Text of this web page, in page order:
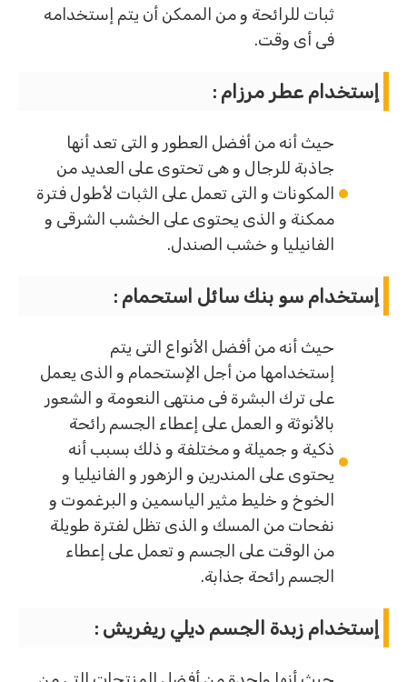
ثبات للرائحة و من الممكن أن يتم إستخدامه
فى أى وقت.
إستخدام عطر مرزام :
حيث أنه من أفضل العطور و التى تعد أنها
جاذبة للرجال و هى تحتوى على العديد من
المكونات و التى تعمل على الثبات لأطول فترة
ممكنة و الذى يحتوى على الخشب الشرقى و
الفانيليا و خشب الصندل.
إستخدام سو بنك سائل استحمام :
حيث أنه من أفضل الأنواع التى يتم
إستخدامها من أجل الإستحمام و الذى يعمل
على ترك البشرة فى منتهى النعومة و الشعور
بالأنوثة و العمل على إعطاء الجسم رائحة
ذكية و جميلة و مختلفة و ذلك بسبب أنه
يحتوى على المندرين و الزهور و الفانيليا و
الخوخ و خليط مثير الياسمين و البرغموت و
نفحات من المسك و الذى تظل لفترة طويلة
من الوقت على الجسم و تعمل على إعطاء
الجسم رائحة جذابة.
إستخدام زبدة الجسم ديلي ريفريش :